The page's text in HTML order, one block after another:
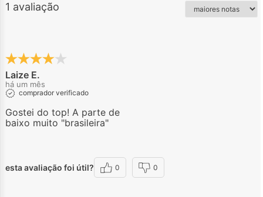
1 avaliação
Laize E.
há um mês
comprador verificado
Gostei do top! A parte de
baixo muito "brasileira"
esta avaliação foi útil? 0 0